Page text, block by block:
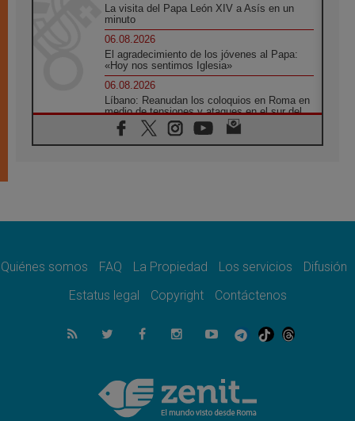
La visita del Papa León XIV a Asís en un
minuto
06.08.2026
El agradecimiento de los jóvenes al Papa:
«Hoy nos sentimos Iglesia»
06.08.2026
Líbano: Reanudan los coloquios en Roma en
medio de tensiones y ataques en el sur del
país
06.08.2026
noticia para todo el Uruguay
León XIV: La revolución del Evangelio
06.08.2026
La Iglesia en Ceuta: caridad y esperanza
La visita del Papa a Perú será un tiempo de
gracia reconciliación y esperanza
Quiénes somos FAQ La Propiedad Los servicios
Difusión
Estatus legal
Copyright Contáctenos